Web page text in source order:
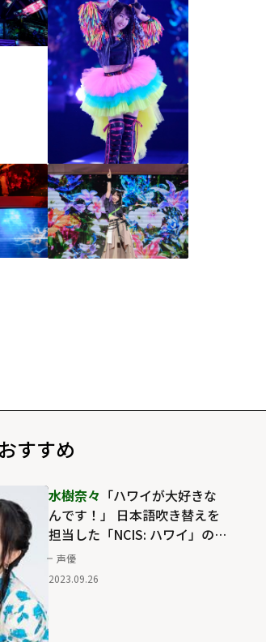
すすめ
水樹奈々 「ハワイが大好きな
んです！」 日本語吹き替えを
担当した「NCIS: ハワイ」の魅
力を語る
声優
2023.09.26